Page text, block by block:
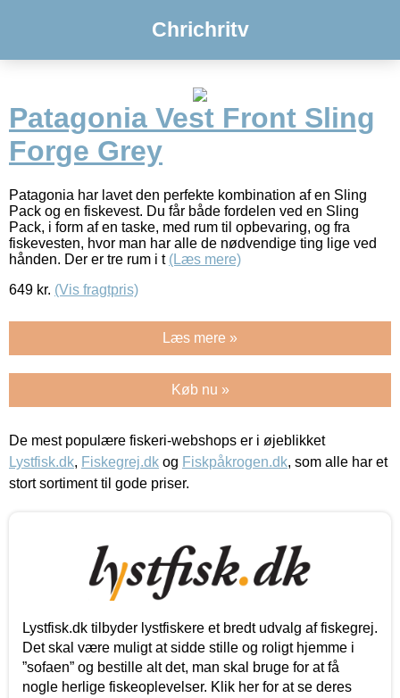
Chrichritv
Patagonia Vest Front Sling
Forge Grey
Patagonia har lavet den perfekte kombination af en Sling
Pack og en fiskevest. Du får både fordelen ved en Sling
Pack, i form af en taske, med rum til opbevaring, og fra
fiskevesten, hvor man har alle de nødvendige ting lige ved
hånden. Der er tre rum i t (Læs mere)
649 kr. (Vis fragtpris)
Læs mere »
Køb nu »
De mest populære fiskeri-webshops er i øjeblikket
Lystfisk.dk, Fiskegrej.dk og Fiskpåkrogen.dk, som alle har et
stort sortiment til gode priser.
Lystfisk.dk tilbyder lystfiskere et bredt udvalg af fiskegrej.
Det skal være muligt at sidde stille og roligt hjemme i
”sofaen” og bestille alt det, man skal bruge for at få
nogle herlige fiskeoplevelser. Klik her for at se deres